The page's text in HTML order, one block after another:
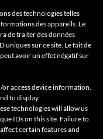
des technologies telles
des appareils. Le
de traiter des données
uniques sur ce site. Le fait de
avoir un effet négatif sur
or access device information.
to display
technologies will allow us
IDs on this site. Failure to
certain features and
by